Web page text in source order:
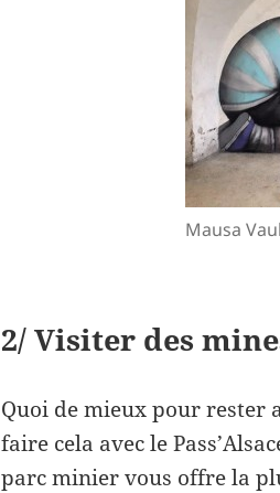
Mausa
2/ Visiter des
Quoi de mieux pour rester
faire cela avec le
parc minier vous offre la